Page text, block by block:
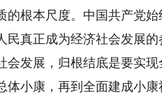
的根本尺度。中国共产党
民真正成为经济社会发展
会发展，归根结底是要实
体小康，再到全面建成小